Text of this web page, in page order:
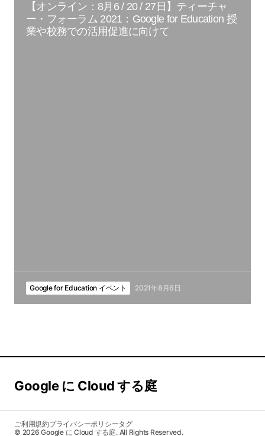
【オンライン：8月6 / 20 / 27日】ティーチャ
ー・フォーラム 2021：Google for Education 授
業や校務での活用促進に向けて
Google for Education イベント 2021年8月6日
Google に Cloud する庭
ご利用規約プライバシーポリシータグ
© 2026 Google に Cloud する庭. All Rights Reserved.